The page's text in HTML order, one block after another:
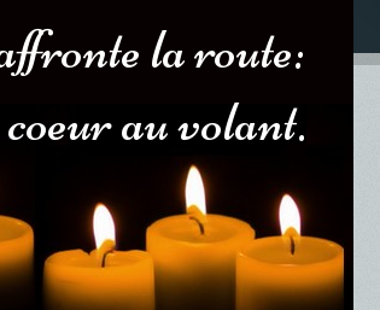
la route:
au volant.